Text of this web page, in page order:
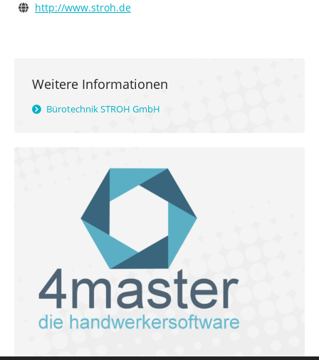
http://www.stroh.de
Weitere Informationen
Bürotechnik STROH GmbH